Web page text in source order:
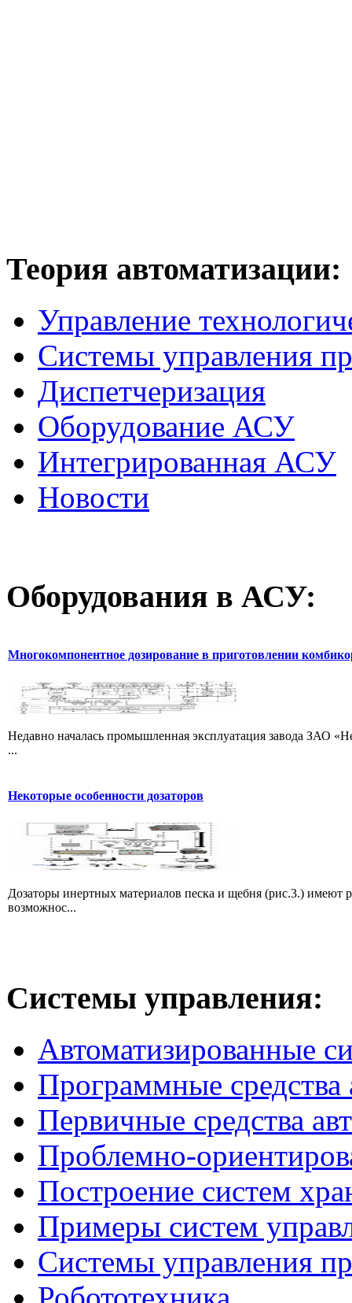
Теория автоматизации:
Управление
Системы управления
Диспетчеризация
Оборудование АСУ
Интегрированная АСУ
Новости
Оборудования в АСУ:
Многокомпонентное дозирование в приготовлении
Недавно началась промышленная эксплуатация завода ЗАО
...
Некоторые особенности дозаторов
Дозаторы инертных материалов песка и щебня (рис.3.) имеют
возможнос...
Системы управления:
Автоматизированные
Программные средства
Первичные средства
Проблемно-
Построение систем
Примеры систем
Системы управления